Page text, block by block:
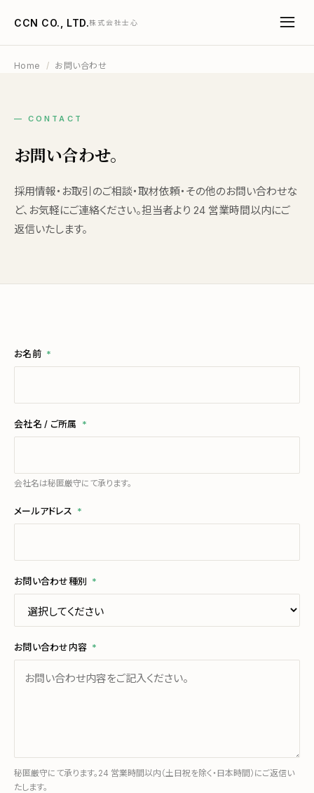
CCN CO., LTD.株式会社士心
Home / お問い合わせ
— CONTACT
お問い合わせ。
採用情報・お取引のご相談・取材依頼・その他のお問い合わせな
ど、お気軽にご連絡ください。担当者より 24 営業時間以内にご
返信いたします。
お名前 *
会社名 / ご所属 *
会社名は秘匿厳守にて承ります。
メールアドレス *
お問い合わせ種別 *
お問い合わせ内容 *
秘匿厳守にて承ります。24 営業時間以内（土日祝を除く・日本時間）にご返信い
たします。